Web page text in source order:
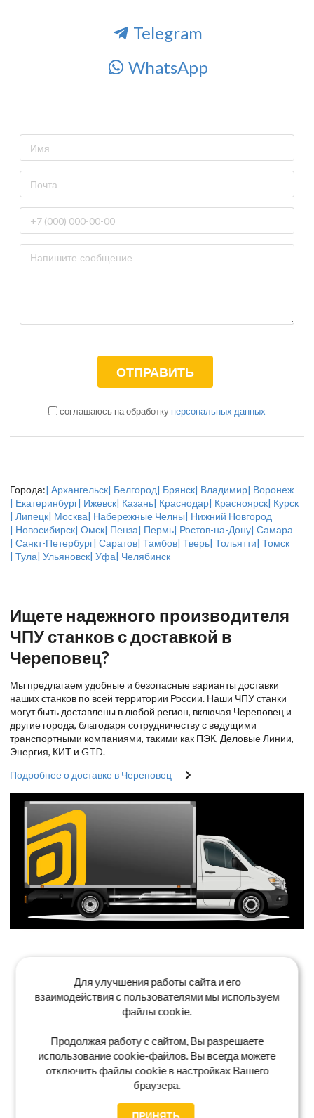
Telegram
WhatsApp
соглашаюсь на обработку персональных данных
Города:| Архангельск| Белгород| Брянск| Владимир| Воронеж
| Екатеринбург| Ижевск| Казань| Краснодар| Красноярск| Курск
| Липецк| Москва| Набережные Челны| Нижний Новгород
| Новосибирск| Омск| Пенза| Пермь| Ростов-на-Дону| Самара
| Санкт-Петербург| Саратов| Тамбов| Тверь| Тольятти| Томск
| Тула| Ульяновск| Уфа| Челябинск
Ищете надежного производителя
ЧПУ станков с доставкой в
Череповец?
Мы предлагаем удобные и безопасные варианты доставки
наших станков по всей территории России. Наши ЧПУ станки
могут быть доставлены в любой регион, включая Череповец и
другие города, благодаря сотрудничеству с ведущими
транспортными компаниями, такими как ПЭК, Деловые Линии,
Энергия, КИТ и GTD.
Подробнее о доставке в Череповец
Для улучшения работы сайта и его
взаимодействия с пользователями мы используем
файлы cookie.
Продолжая работу с сайтом, Вы разрешаете
использование cookie-файлов. Вы всегда можете
отключить файлы cookie в настройках Вашего
браузера.
ПРИНЯТЬ